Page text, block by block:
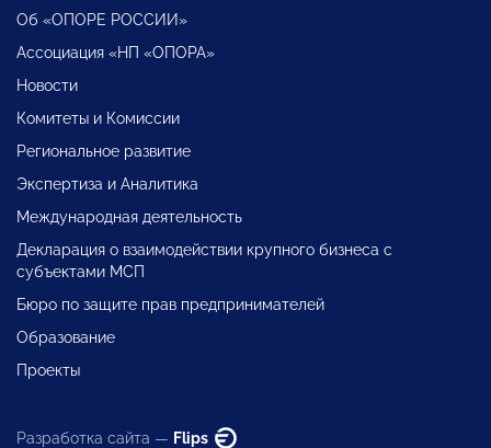
Об «ОПОРЕ РОССИИ»
Ассоциация «НП «ОПОРА»
Новости
Комитеты и Комиссии
Региональное развитие
Экспертиза и Аналитика
Международная деятельность
Декларация о взаимодействии крупного бизнеса с
субъектами МСП
Бюро по защите прав предпринимателей
Образование
Проекты
Разработка сайта — Flips